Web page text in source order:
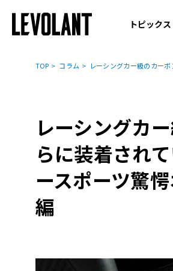
トピックス
ニュース
コラム
TOP コラム レーシングカー級のカー
レーシングカ
らに装着され
ースポーツ驚
編